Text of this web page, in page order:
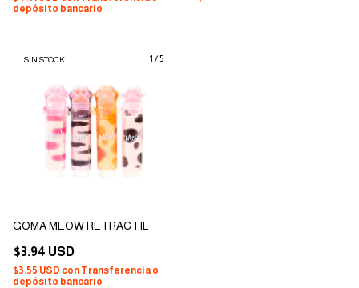
depósito bancario
1 /5
SIN STOCK
GOMA MEOW RETRACTIL
$3.94 USD
$3.55 USD con Transferencia o
depósito bancario